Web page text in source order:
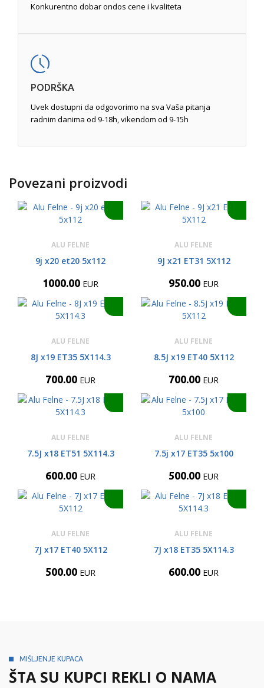
Konkurentno dobar ondos cene i kvaliteta
PODRŠKA
Uvek dostupni da odgovorimo na sva Vaša pitanja
radnim danima od 9-18h, vikendom od 9-15h
Povezani proizvodi
ALU FELNE
9j x20 et20 5x112
1000.00 EUR
ALU FELNE
9J x21 ET31 5X112
950.00 EUR
ALU FELNE
8J x19 ET35 5X114.3
700.00 EUR
ALU FELNE
8.5J x19 ET40 5X112
700.00 EUR
ALU FELNE
7.5J x18 ET51 5X114.3
600.00 EUR
ALU FELNE
7.5j x17 ET35 5x100
500.00 EUR
ALU FELNE
7J x17 ET40 5X112
500.00 EUR
ALU FELNE
7J x18 ET35 5X114.3
600.00 EUR
MIŠLJENJE KUPACA
ŠTA SU KUPCI REKLI O NAMA